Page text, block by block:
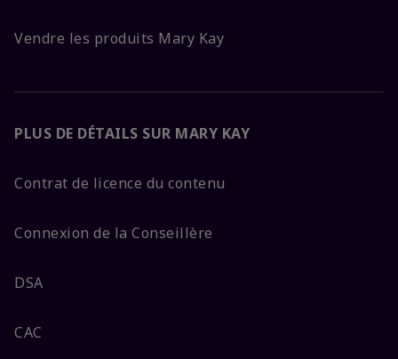
Vendre les produits Mary Kay
PLUS DE DÉTAILS SUR MARY KAY
Contrat de licence du contenu
Connexion de la Conseillère
DSA
CAC